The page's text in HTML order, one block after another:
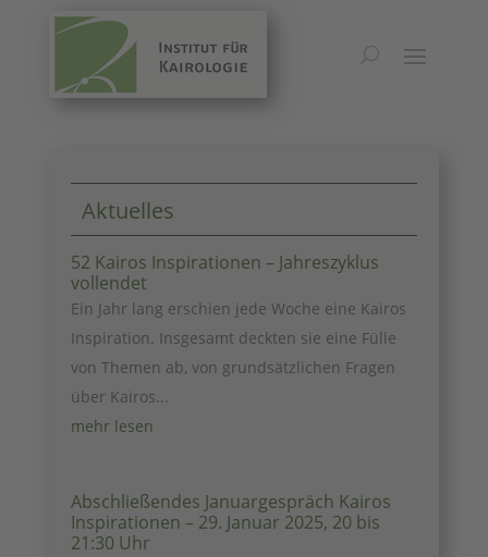
Geistseele
Aktuelles
52 Kairos Inspirationen – Jahreszyklus
vollendet
Ein Jahr lang erschien jede Woche eine Kairos
Inspiration. Insgesamt deckten sie eine Fülle
von Themen ab, von grundsätzlichen Fragen
über Kairos...
mehr lesen
Abschließendes Januargespräch Kairos
Inspirationen – 29. Januar 2025, 20 bis
21:30 Uhr